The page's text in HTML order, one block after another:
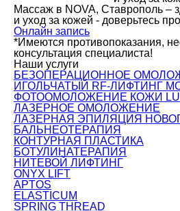
Массаж в NOVA, Ставрополь –
и уход за кожей - доверьтесь
Онлайн запись
*Имеются противопоказания,
консультация специалиста!
Наши услуги
БЕЗОПЕРАЦИОННОЕ
ИГОЛЬЧАТЫЙ RF-ЛИФТИНГ
ФОТООМОЛОЖЕНИЕ КОЖИ
ЛАЗЕРНОЕ ОМОЛОЖЕНИЕ
ЛАЗЕРНАЯ ЭПИЛЯЦИЯ
БАЛЬНЕОТЕРАПИЯ
КОНТУРНАЯ ПЛАСТИКА
БОТУЛИНАТЕРАПИЯ
НИТЕВОЙ ЛИФТИНГ
ONYX LIFT
APTOS
ELASTICUM
SPRING THREAD